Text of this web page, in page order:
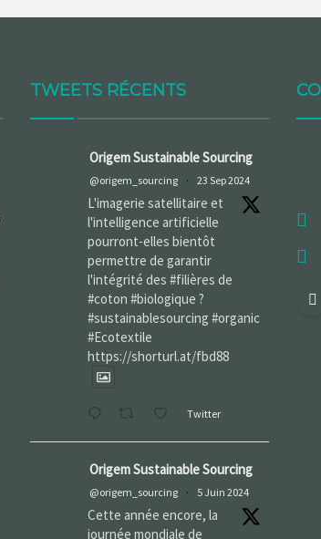
TWEETS RÉCENTS
Origem Sustainable Sourcing
@origem_sourcing · 23 Sep 2024
L'imagerie satellitaire et
l'intelligence artificielle
pourront-elles bientôt
permettre de garantir
l'intégrité des #filières de
#coton #biologique ?
#sustainablesourcing #organic
#Ecotextile
https://shorturl.at/fbd88
Twitter
Origem Sustainable Sourcing
@origem_sourcing · 5 Juin 2024
Cette année encore, la
journée mondiale de